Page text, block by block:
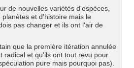
de nouvelles variétés d'espèces,
et d'histoire mais le
pas changer et ils ont l'air de
que la première itération annulée
radical et qu'ils ont tout revu pour
pure mais pourquoi pas).